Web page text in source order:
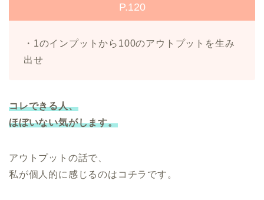
P.120
・1のインプットから100のアウトプットを生み
出せ
コレできる人、
ほぼいない気がします。
アウトプットの話で、
私が個人的に感じるのはコチラです。